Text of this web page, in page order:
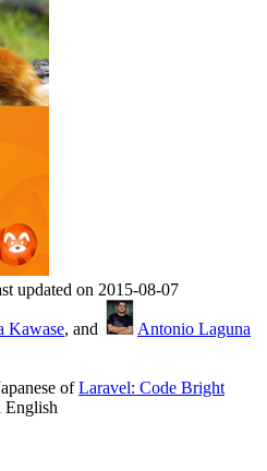
updated on 2015-08-07
Kawase, and Antonio Laguna
ofLaravel: Code Bright
English